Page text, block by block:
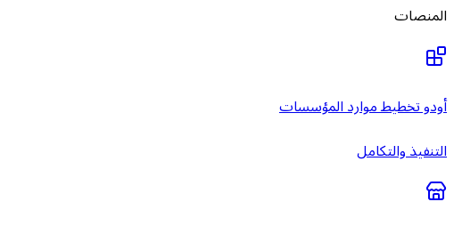
المنصات
أودو تخطيط موارد المؤسسات
التنفيذ والتكامل